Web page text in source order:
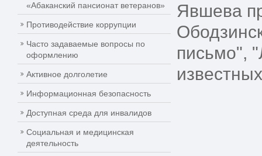
«Абаканский пансионат ветеранов»
Противодействие коррупции
Часто задаваемые вопросы по
оформлению
Активное долголетие
Информационная безопасность
Доступная среда для инвалидов
Социальная и медицинская
деятельность
Явшева
письмо",